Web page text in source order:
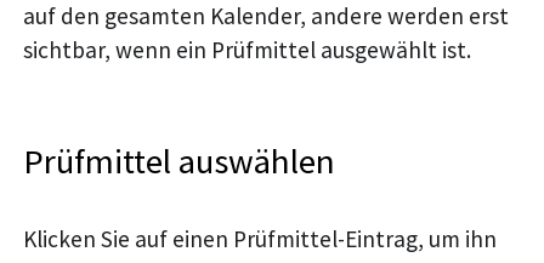
auf den gesamten Kalender, andere werden erst
sichtbar, wenn ein Prüfmittel ausgewählt ist.
Prüfmittel auswählen
Klicken Sie auf einen Prüfmittel-Eintrag, um ihn